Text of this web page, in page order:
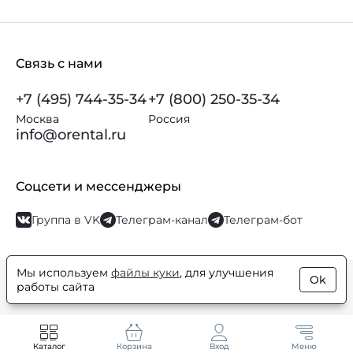
Связь с нами
+7 (495) 744-35-34
Москва
+7 (800) 250-35-34
Россия
info@orental.ru
Соцсети и мессенджеры
Группа в VK Телеграм-канал Телеграм-бот
© Orental.ru 2007–2026Интернет-магазин парфюмерии и
косметики
Каталог Корзина Вход Меню
Мы используем файлы куки, для улучшения
работы сайта
Ok